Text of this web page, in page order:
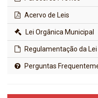
Acervo de Leis
Lei Orgânica Municipal
Regulamentação da
Perguntas